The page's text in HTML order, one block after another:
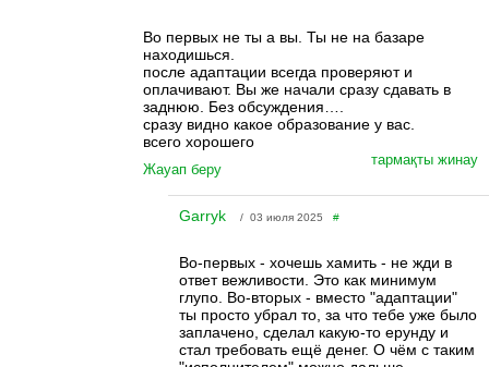
Во первых не ты а вы. Ты не на базаре
находишься.
после адаптации всегда проверяют и
оплачивают. Вы же начали сразу сдавать в
заднюю. Без обсуждения….
сразу видно какое образование у вас.
всего хорошего
Жауап беру
тармақты жинау
Garryk / 03 июля 2025#
Во-первых - хочешь хамить - не жди в
ответ вежливости. Это как минимум
глупо. Во-вторых - вместо "адаптации"
ты просто убрал то, за что тебе уже было
заплачено, сделал какую-то ерунду и
стал требовать ещё денег. О чём с таким